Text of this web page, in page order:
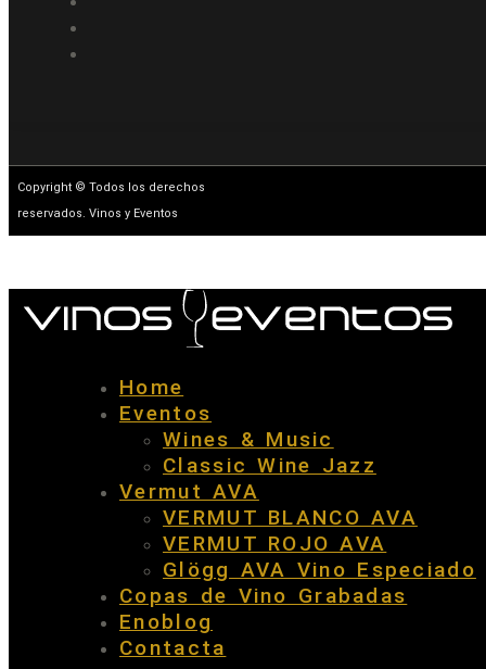
Copyright © Todos los derechos
reservados. Vinos y Eventos
Home
Eventos
Wines & Music
Classic Wine Jazz
Vermut AVA
VERMUT BLANCO AVA
VERMUT ROJO AVA
Glögg AVA Vino Especiado
Copas de Vino Grabadas
Enoblog
Contacta